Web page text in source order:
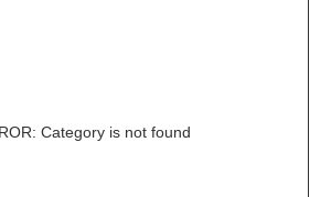
Category is not found